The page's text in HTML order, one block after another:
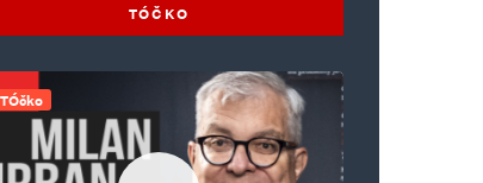
TÓČKO
TÓčko